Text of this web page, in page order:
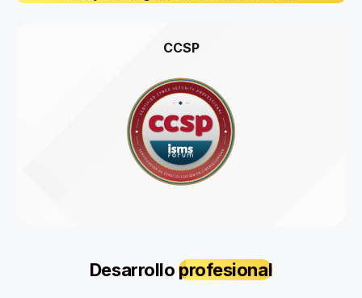
CCSP
Desarrolloprofesional